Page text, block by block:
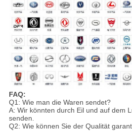
FAQ:
Q1: Wie man die Waren sendet?
A: Wir könnten durch Eil und auf dem
senden.
Q2: Wie können Sie der Qualität